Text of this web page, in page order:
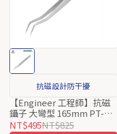
抗磁設計防干擾
【Engineer 工程師】抗磁
鑷子 大彎型 165mm PT-12
日本製
NT$495NT$825